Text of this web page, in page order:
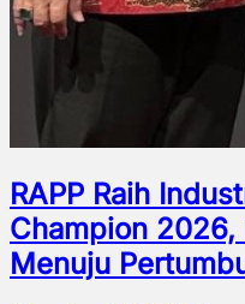
RAPP Raih
Champion 2026,
Menuju